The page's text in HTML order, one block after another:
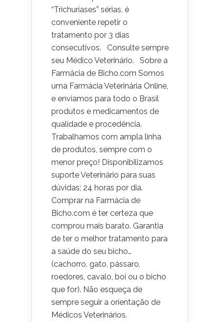
“Trichuríases” sérias, é
conveniente repetir o
tratamento por 3 dias
consecutivos. Consulte sempre
seu Médico Veterinário. Sobre a
Farmácia de Bicho.com Somos
uma Farmácia Veterinária Online,
e enviamos para todo o Brasil
produtos e medicamentos de
qualidade e procedência.
Trabalhamos com ampla linha
de produtos, sempre com o
menor preço! Disponibilizamos
suporte Veterinário para suas
dúvidas; 24 horas por dia.
Comprar na Farmácia de
Bicho.com é ter certeza que
comprou mais barato. Garantia
de ter o melhor tratamento para
a saúde do seu bicho…
(cachorro, gato, pássaro,
roedores, cavalo, boi ou o bicho
que for). Não esqueça de
sempre seguir a orientação de
Médicos Veterinários.